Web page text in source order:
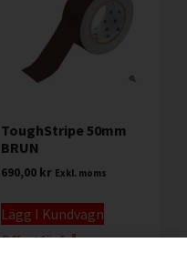
ToughStripe 50mm
BRUN
690,00 kr Exkl. moms
Lägg I Kundvagn
Offertförfrågan